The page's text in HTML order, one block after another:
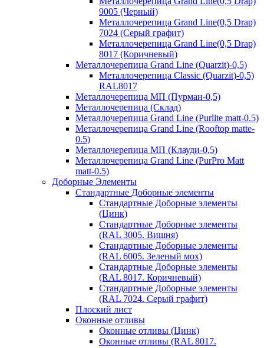
9005 (Черный)
Металлочерепица Grand Line(0,5 Drap)
7024 (Серый графит)
Металлочерепица Grand Line(0,5 Drap)
8017 (Коричневый)
Металлочерепица Grand Line (Quarzit)-0,5)
Металлочерепица Classic (Quarzit)-0,5)
RAL8017
Металлочерепица МП (Пурман-0,5)
Металлочерепица (Склад)
Металлочерепица Grand Line (Purlite matt-0.5)
Металлочерепица Grand Line (Rooftop matte-
0.5)
Металлочерепица МП (Клауди-0,5)
Металлочерепица Grand Line (PurPro Matt
matt-0.5)
Доборные Элементы
Стандартные Доборные элементы
Стандартные Доборные элементы
(Цинк)
Стандартные Доборные элементы
(RAL 3005. Вишня)
Стандартные Доборные элементы
(RAL 6005. Зеленый мох)
Стандартные Доборные элементы
(RAL 8017. Коричневый)
Стандартные Доборные элементы
(RAL 7024. Серый графит)
Плоский лист
Оконные отливы
Оконные отливы (Цинк)
Оконные отливы (RAL 8017.